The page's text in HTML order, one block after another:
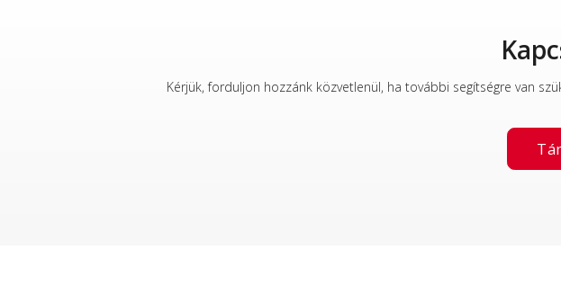
Kérjük, forduljon hozzánk közvetlenül, ha további segítségre van